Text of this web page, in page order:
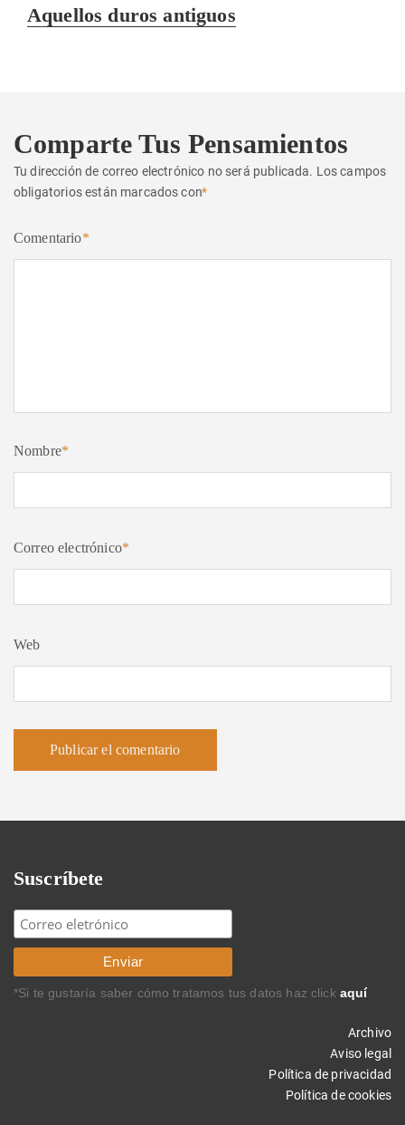
Entrada
Aquellos duros antiguos
Comparte Tus Pensamientos
Tu dirección de correo electrónico no será publicada. Los campos
obligatorios están marcados con*
Comentario*
Nombre*
Correo electrónico*
Web
Suscríbete
*Si te gustaría saber cómo tratamos tus datos haz click aquí
Archivo
Aviso legal
Política de privacidad
Política de cookies